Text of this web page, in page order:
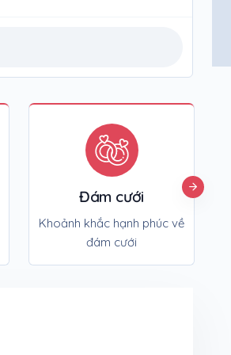
Đám cưới
Khoảnh khắc hạnh phúc về
đám cưới